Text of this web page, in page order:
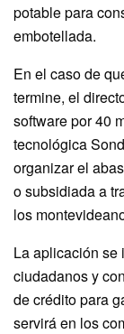
potable para
embotellada.
En el caso de
termine, el
software por 40
tecnológica
organizar el
o subsidiada a
los
La aplicación se
ciudadanos y
de crédito para
servirá en los